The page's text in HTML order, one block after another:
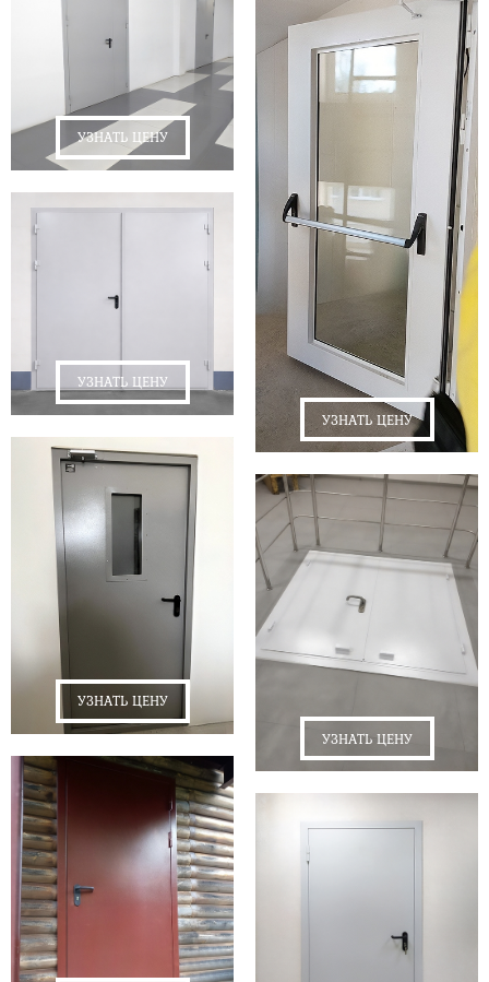
УЗНАТЬ ЦЕНУ
УЗНАТЬ ЦЕНУ
УЗНАТЬ ЦЕНУ
УЗНАТЬ ЦЕНУ
УЗНАТЬ ЦЕНУ